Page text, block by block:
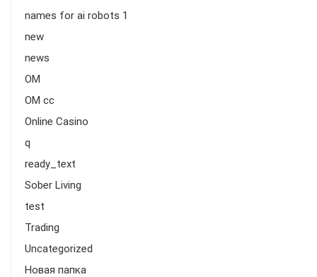
names for ai robots 1
new
news
OM
OM cc
Online Casino
q
ready_text
Sober Living
test
Trading
Uncategorized
Новая папка